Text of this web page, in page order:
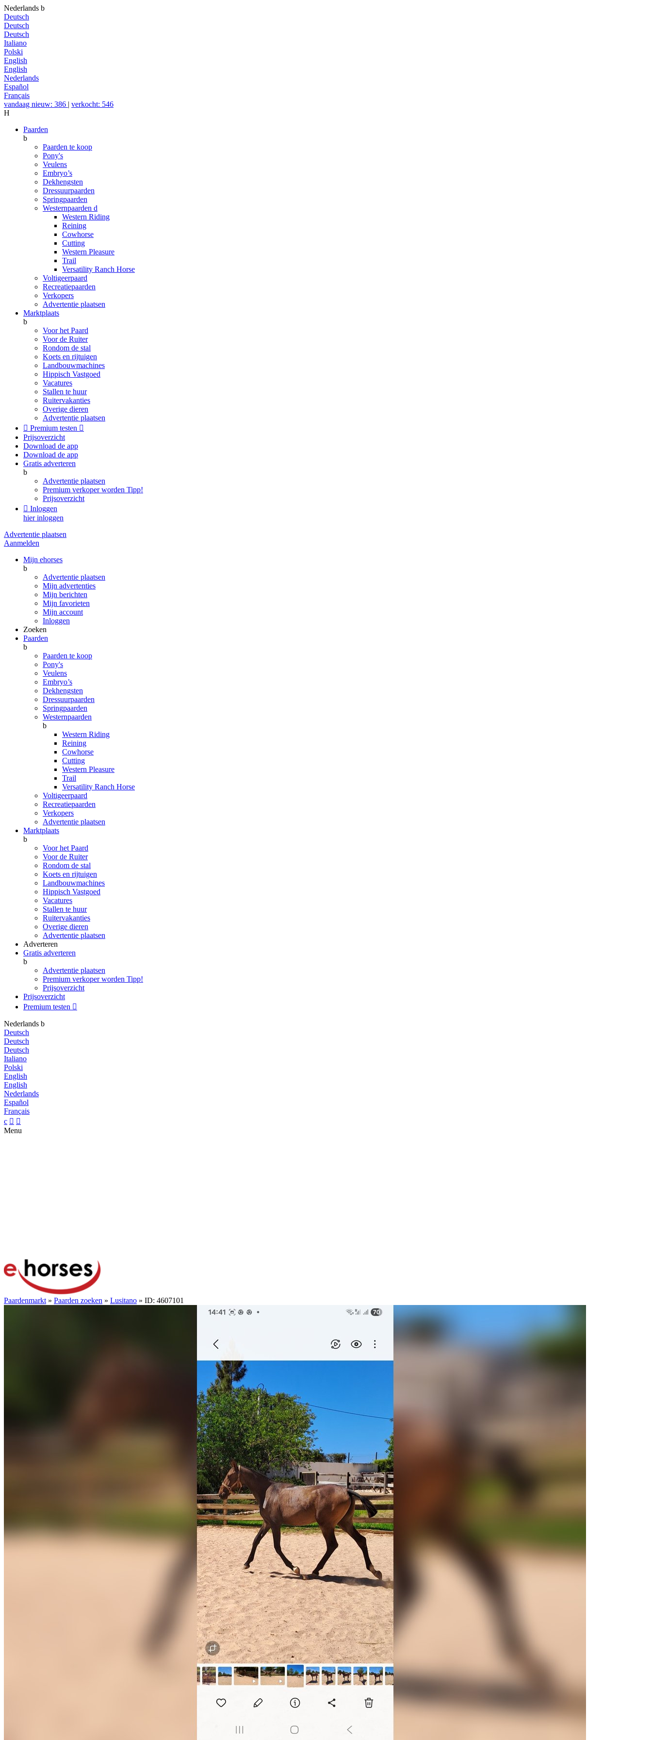
Nederlands b
Deutsch
Deutsch
Deutsch
Italiano
Polski
English
English
Nederlands
Español
Français
vandaag nieuw: 386 | verkocht: 546
H
Paarden
b
Paarden te koop
Pony's
Veulens
Embryo’s
Dekhengsten
Dressuurpaarden
Springpaarden
Westernpaarden d
Western Riding
Reining
Cowhorse
Cutting
Western Pleasure
Trail
Versatility Ranch Horse
Voltigeerpaard
Recreatiepaarden
Verkopers
Advertentie plaatsen
Marktplaats
b
Voor het Paard
Voor de Ruiter
Rondom de stal
Koets en rijtuigen
Landbouwmachines
Hippisch Vastgoed
Vacatures
Stallen te huur
Ruitervakanties
Overige dieren
Advertentie plaatsen
 Premium testen 
Prijsoverzicht
Download de app
Download de app
Gratis adverteren
b
Advertentie plaatsen
Premium verkoper worden Tipp!
Prijsoverzicht
 Inloggen
hier inloggen
Advertentie plaatsen
Aanmelden
Mijn ehorses
b
Advertentie plaatsen
Mijn advertenties
Mijn berichten
Mijn favorieten
Mijn account
Inloggen
Zoeken
Paarden
b
Paarden te koop
Pony's
Veulens
Embryo’s
Dekhengsten
Dressuurpaarden
Springpaarden
Westernpaarden
b
Western Riding
Reining
Cowhorse
Cutting
Western Pleasure
Trail
Versatility Ranch Horse
Voltigeerpaard
Recreatiepaarden
Verkopers
Advertentie plaatsen
Marktplaats
b
Voor het Paard
Voor de Ruiter
Rondom de stal
Koets en rijtuigen
Landbouwmachines
Hippisch Vastgoed
Vacatures
Stallen te huur
Ruitervakanties
Overige dieren
Advertentie plaatsen
Adverteren
Gratis adverteren
b
Advertentie plaatsen
Premium verkoper worden Tipp!
Prijsoverzicht
Prijsoverzicht
Premium testen 
Nederlands b
Deutsch
Deutsch
Deutsch
Italiano
Polski
English
English
Nederlands
Español
Français
c  
Menu
Paardenmarkt » Paarden zoeken » Lusitano » ID: 4607101